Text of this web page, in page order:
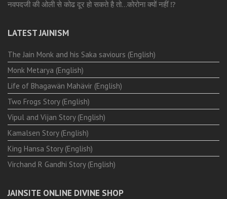
नवपदजी की ओली से कोढ दूर हो सकते है तो…कोरोना क्यों नहीं ⁉️
LATEST JAINISM
The Jain Monk and his Saka saviours (English)
Monk Metarya (English)
Life of Bhagawän Mahävir (English)
Two Frogs Story (English)
Vipul and Vijan Story (English)
Kamalsen Story (English)
King Hansa Story (English)
Virchand R Gandhi Story (English)
JAINSITE ONLINE DIVINE SHOP